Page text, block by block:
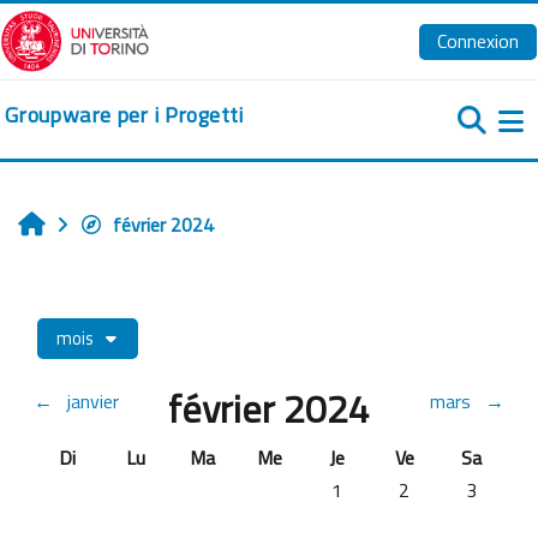
Passer au contenu principal
Connexion
Groupware per i Progetti
Accueilfévrier 2024
mois
← janvier février 2024 mars
→
Dimanche
Di Lundi
Lu Mardi
Ma Mercredi
Me Jeudi
Je Vendredi
Ve Samedi
Sa
Aucun événement, jeudi 1
1 Aucun
2 Aucun
3